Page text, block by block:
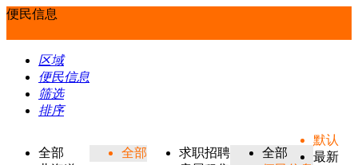
便民信息
区域
便民信息
筛选
排序
全部
全部
求职招聘
全部
默认
最新